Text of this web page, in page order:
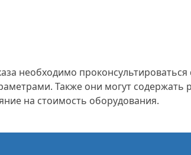
необходимо
Также они могут содержать
на стоимость оборудования.